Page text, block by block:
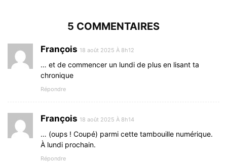
5 COMMENTAIRES
François 18 août 2025 À 8h12
… et de commencer un lundi de plus en lisant ta
chronique
Répondre
François 18 août 2025 À 8h14
… (oups ! Coupé) parmi cette tambouille numérique.
À lundi prochain.
Répondre